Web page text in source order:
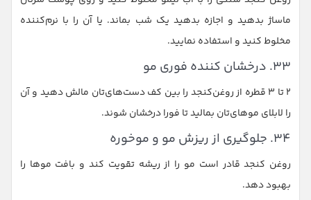
ماساژ بدهید و اجازه بدهید یک شب بماند. یا آن را با نرم‌کننده
مخلوط کنید و استفاده نمایید.
۳۳. درخشان کننده فوری مو
۲ تا ۳ قطره از روغن‌کنجد را بین کف دست‌های‌تان مالش دهید و آن
را لابلای موهای‌تان بمالید تا فورا درخشان شوند.
۳۴. جلوگیری از ریزش مو و موخوره
روغن کنجد قادر است مو را از ریشه تقویت کند و بافت موها را
بهبود دهد.